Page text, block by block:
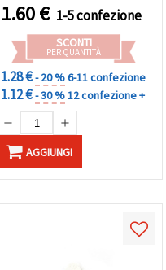
1.60€ 1-5 confezione
SCONTI
PER QUANTITÀ
1.28 €- 20 %6-11 confezione
1.12 €- 30 %12 confezione +
AGGIUNGI